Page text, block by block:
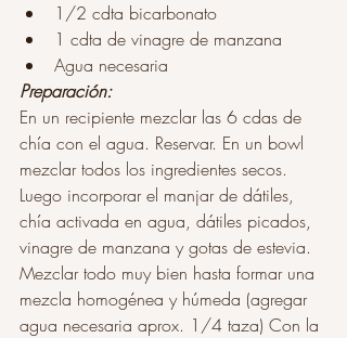
1/2 cdta bicarbonato
1 cdta de vinagre de manzana
Agua necesaria
Preparación:
En un recipiente mezclar las 6 cdas de
chía con el agua. Reservar. En un bowl
mezclar todos los ingredientes secos.
Luego incorporar el manjar de dátiles,
chía activada en agua, dátiles picados,
vinagre de manzana y gotas de estevia.
Mezclar todo muy bien hasta formar una
mezcla homogénea y húmeda (agregar
agua necesaria aprox. 1/4 taza) Con la